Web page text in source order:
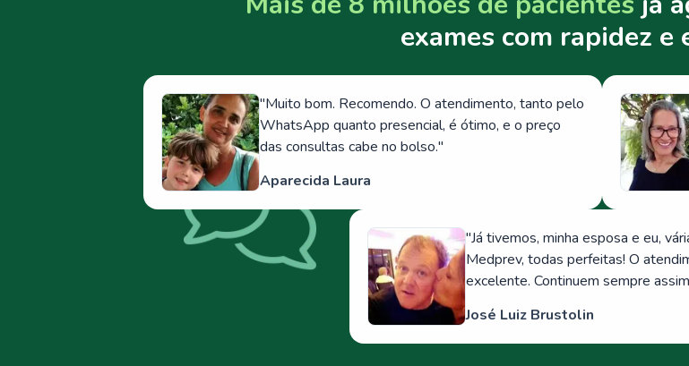
exames com rapidez e
"Muito bom. Recomendo. O atendimento, tanto pelo
WhatsApp quanto presencial, é ótimo, e o preço
das consultas cabe no bolso."
Aparecida Laura
"Já tivemos, minha esposa e eu,
Medprev, todas perfeitas! O
excelente. Continuem sempre
José Luiz Brustolin